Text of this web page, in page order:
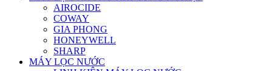
AIROCIDE
COWAY
GIA PHONG
HONEYWELL
SHARP
MÁY LỌC NƯỚC